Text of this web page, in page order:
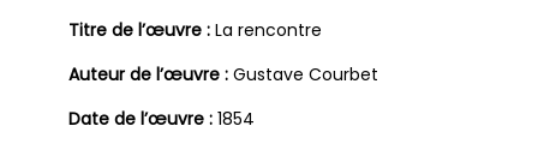
Titre de l’œuvre : La rencontre
Auteur de l’œuvre : Gustave Courbet
Date de l’œuvre : 1854